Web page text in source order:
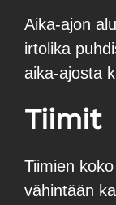
Aika-ajon
irtolika
aika-ajosta
Tiimit
Tiimien
vähintään